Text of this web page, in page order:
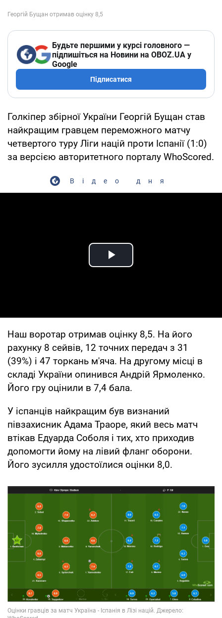
Будьте першими у курсі головного —
підпишіться на Новини на OBOZ.UA у
Google
Підписатися
Голкіпер збірної України Георгій Бущан став
найкращим гравцем переможного матчу
четвертого туру Ліги націй проти Іспанії (1:0)
за версією авторитетного порталу WhoScored.
Відео дня
Play Video
Наш воротар отримав оцінку 8,5. На його
рахунку 8 сейвів, 12 точних передач з 31
(39%) і 47 торкань м'яча. На другому місці в
складі України опинився Андрій Ярмоленко.
Його гру оцінили в 7,4 бала.
У іспанців найкращим був визнаний
півзахисник Адама Траоре, який весь матч
втікав Едуарда Соболя і тих, хто приходив
допомогти йому на лівий фланг оборони.
Його зусилля удостоїлися оцінки 8,0.